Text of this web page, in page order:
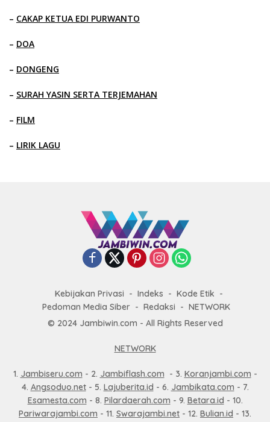
– CAKAP KETUA EDI PURWANTO
– DOA
– DONGENG
– SURAH YASIN SERTA TERJEMAHAN
– FILM
– LIRIK LAGU
Kebijakan Privasi Indeks
Kode Etik
Pedoman Media Siber
Redaksi
NETWORK
© 2024 Jambiwin.com - All Rights Reserved
NETWORK
1. Jambiseru.com - 2. Jambiflash.com - 3. Koranjambi.com -
4. Angsoduo.net- 5. Lajuberita.id - 6. Jambikata.com - 7.
Esamesta.com - 8. Pilardaerah.com - 9. Betara.id - 10.
Pariwarajambi.com - 11. Swarajambi.net - 12. Bulian.id - 13.